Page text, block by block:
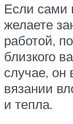
Если сами
желаете
работой,
близкого
случае, он
вязании
и тепла.